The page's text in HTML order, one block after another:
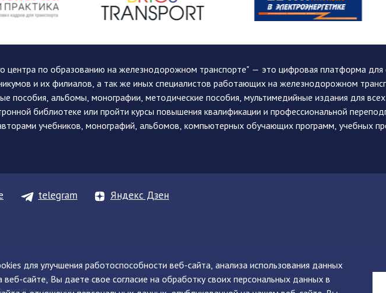
для улучшения работоспособности веб-сайта, анализа использования данных
сайте, Вы даете свое согласие на обработку своих персональных данных в
центра по образованию на железнодорожном транспорте" — это цифровая платформа для
и их филиалов, а так же иных специалистов работающих на железнодорожном
пособия, альбомы, монографии, методические пособия, мультимедийные издания для
библиотеке или пройти курсы повышения квалификации и профессиональной
учебников, монографий, альбомов, компьютерных обучающих программ, учебных
telegram Яндекс Дзен
г. Москва, ул. Бакунинская, д. 71
схема проезда